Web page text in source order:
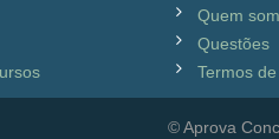
Quem
Questões
Termos
© Aprova